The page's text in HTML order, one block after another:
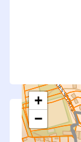
+
−